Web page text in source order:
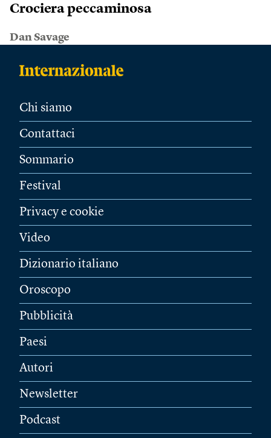
Crociera peccaminosa
Dan Savage
Chi siamo
Contattaci
Sommario
Festival
Privacy e cookie
Video
Dizionario italiano
Oroscopo
Pubblicità
Paesi
Autori
Newsletter
Podcast